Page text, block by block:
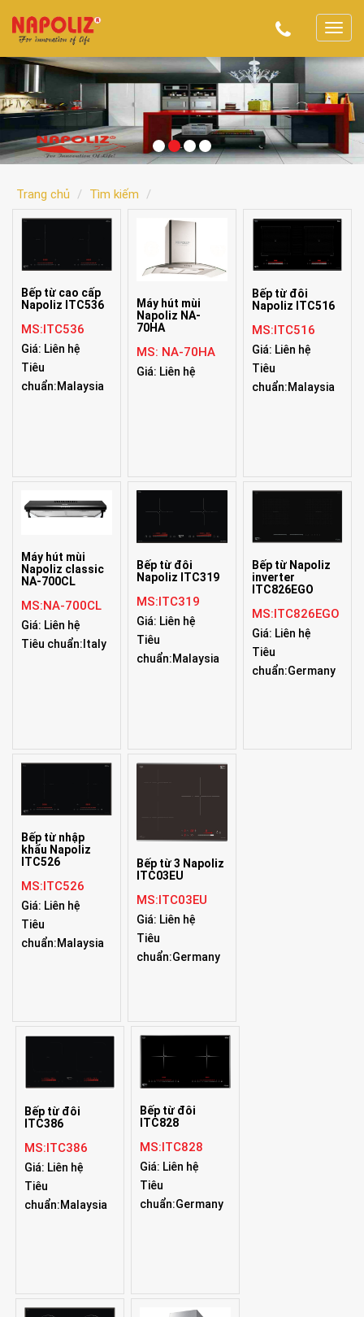
T
g
l
n
i
t
Trang chủ Tìm kiếm
Bếp từ cao cấp
Napoliz ITC536
MS:ITC536
Giá: Liên hệ
Tiêu
chuẩn:Malaysia
Máy hút mùi
Napoliz NA-
70HA
MS: NA-70HA
Giá: Liên hệ
Bếp từ đôi
Napoliz ITC516
MS:ITC516
Giá: Liên hệ
Tiêu
chuẩn:Malaysia
Máy hút mùi
Napoliz classic
NA-700CL
MS:NA-700CL
Giá: Liên hệ
Tiêu chuẩn:Italy
Bếp từ đôi
Napoliz ITC319
MS:ITC319
Giá: Liên hệ
Tiêu
chuẩn:Malaysia
Bếp từ Napoliz
inverter
ITC826EGO
MS:ITC826EGO
Giá: Liên hệ
Tiêu
chuẩn:Germany
Bếp từ nhập
khẩu Napoliz
ITC526
MS:ITC526
Giá: Liên hệ
Tiêu
chuẩn:Malaysia
Bếp từ 3 Napoliz
ITC03EU
MS:ITC03EU
Giá: Liên hệ
Tiêu
chuẩn:Germany
Bếp từ đôi
ITC386
MS:ITC386
Giá: Liên hệ
Tiêu
chuẩn:Malaysia
Bếp từ đôi
ITC828
MS:ITC828
Giá: Liên hệ
Tiêu
chuẩn:Germany